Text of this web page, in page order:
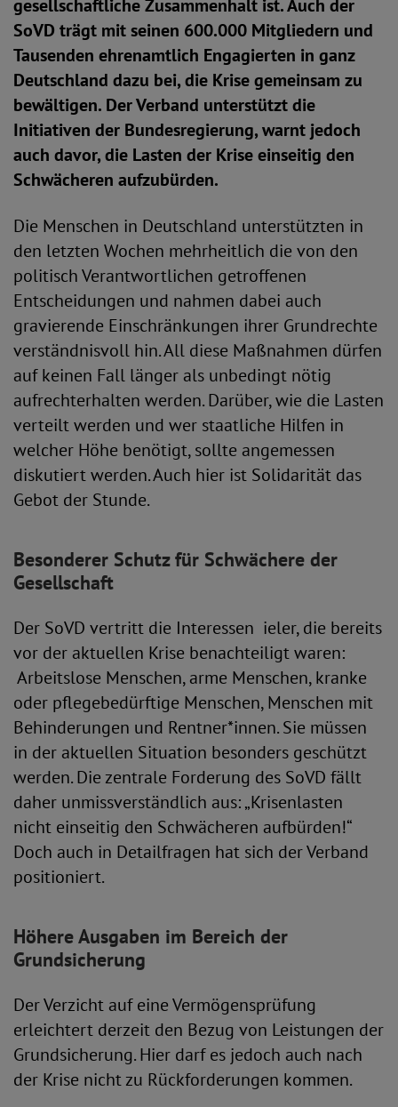
gesellschaftliche Zusammenhalt ist. Auch der
SoVD trägt mit seinen 600.000 Mitgliedern und
Tausenden ehrenamtlich Engagierten in ganz
Deutschland dazu bei, die Krise gemeinsam zu
bewältigen. Der Verband unterstützt die
Initiativen der Bundesregierung, warnt jedoch
auch davor, die Lasten der Krise einseitig den
Schwächeren aufzubürden.
Die Menschen in Deutschland unterstützten in
den letzten Wochen mehrheitlich die von den
politisch Verantwortlichen getroffenen
Entscheidungen und nahmen dabei auch
gravierende Einschränkungen ihrer Grundrechte
verständnisvoll hin. All diese Maßnahmen dürfen
auf keinen Fall länger als unbedingt nötig
aufrechterhalten werden. Darüber, wie die Lasten
verteilt werden und wer staatliche Hilfen in
welcher Höhe benötigt, sollte angemessen
diskutiert werden. Auch hier ist Solidarität das
Gebot der Stunde.
Besonderer Schutz für Schwächere der
Gesellschaft
Der SoVD vertritt die Interessen ieler, die bereits
vor der aktuellen Krise benachteiligt waren:
Arbeitslose Menschen, arme Menschen, kranke
oder pflegebedürftige Menschen, Menschen mit
Behinderungen und Rentner*innen. Sie müssen
in der aktuellen Situation besonders geschützt
werden. Die zentrale Forderung des SoVD fällt
daher unmissverständlich aus: „Krisenlasten
nicht einseitig den Schwächeren aufbürden!“
Doch auch in Detailfragen hat sich der Verband
positioniert.
Höhere Ausgaben im Bereich der
Grundsicherung
Der Verzicht auf eine Vermögensprüfung
erleichtert derzeit den Bezug von Leistungen der
Grundsicherung. Hier darf es jedoch auch nach
der Krise nicht zu Rückforderungen kommen.